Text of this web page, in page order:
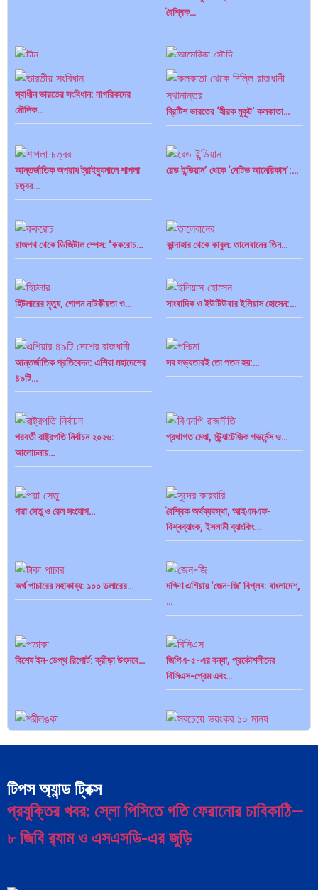
বৈশ্বিক…
পাকিস্তান, চীন ও বাংলাদেশ: তিন… আমেরিকা সারা দুনিয়ায় গণতন্ত্রের গান…
স্বাধীন ভারতের সংবিধান: নাগরিকদের
মৌলিক…
ব্রিটিশ ভারতের ‘হীরক মুকুট’ কলকাতা…
আন্তর্জাতিক অপরাধ ট্রাইব্যুনালে শাপলা
চত্বর…
রেড ইন্ডিয়ান’ থেকে ‘নেটিভ আমেরিকান’:…
রাজপথ থেকে ডিজিটাল স্পেস: ‘ককরোচ… কান্দাহার থেকে কাবুল: তালেবানের তিন…
হিটলারের মৃত্যু, গোপন নাটকীয়তা ও… সাংবাদিক ও ইউটিউবার ইলিয়াস হোসেন:…
আন্তর্জাতিক প্রতিবেদন: এশিয়া মহাদেশের
৪৯টি…
সব সভ্যতারই তো পতন হয়:…
পরবর্তী রাষ্ট্রপতি নির্বাচন ২০২৬:
আলোচনায়…
প্রথাগত মেধা, স্ট্র্যাটেজিক গভর্নেন্স ও…
পদ্মা সেতু ও রেল সংযোগ…
বৈশ্বিক অর্থব্যবস্থা, আইএমএফ-
বিশ্বব্যাংক, ইসলামী ব্যাংকিং…
অর্থ পাচারের মহাকাব্য: ১০০ ডলারের…
দক্ষিণ এশিয়ায় ‘জেন-জি’ বিপ্লব: বাংলাদেশ,
…
বিশেষ ইন-ডেপ্থ রিপোর্ট: ক্রীড়া উৎসবে…
জিপিএ-৫-এর বন্যা, প্রকৌশলীদের
বিসিএস-প্রেম এবং…
ভারত মহাসাগরের অশ্রু: শ্রীলঙ্কার ২৬… ক্রূরতা ও ধ্বংসের মহাকাব্য: পৃথিবীর…
টিপস অ্যান্ড ট্রিক্স
প্রযুক্তির খবর: স্লো পিসিতে গতি ফেরানোর চাবিকাঠি—
৮ জিবি র‍্যাম ও এসএসডি-এর জুড়ি